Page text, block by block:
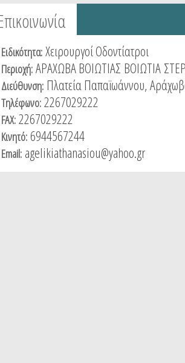
group καταχώρησης
tab)
Ειδικότητα:Χειρουργοί Οδοντίατροι
Περιοχή:ΑΡΑΧΩΒΑ ΒΟΙΩΤΙΑΣ ΒΟΙΩΤΙΑ
Διεύθυνση: Πλατεία Παπαϊωάννου,
Τηλέφωνο:2267029222
FAX:2267029222
Κινητό: 6944567244
Email: agelikiathanasiou@yahoo.gr